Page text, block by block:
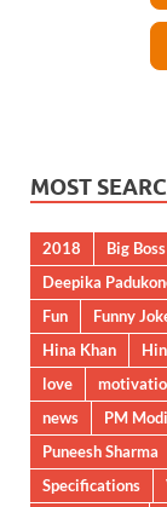
MOST
2018 Big
Deepika
Fun
Funny
Hina Khan
love
news
PM Modi
Puneesh Sharma
Specifications